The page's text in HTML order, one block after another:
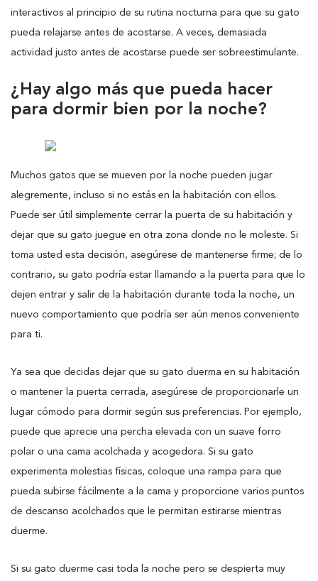
interactivos al principio de su rutina nocturna para que su gato
pueda relajarse antes de acostarse. A veces, demasiada
actividad justo antes de acostarse puede ser sobreestimulante.
¿Hay algo más que pueda hacer
para dormir bien por la noche?
Muchos gatos que se mueven por la noche pueden jugar
alegremente, incluso si no estás en la habitación con ellos.
Puede ser útil simplemente cerrar la puerta de su habitación y
dejar que su gato juegue en otra zona donde no le moleste. Si
toma usted esta decisión, asegúrese de mantenerse firme; de lo
contrario, su gato podría estar llamando a la puerta para que lo
dejen entrar y salir de la habitación durante toda la noche, un
nuevo comportamiento que podría ser aún menos conveniente
para ti.
Ya sea que decidas dejar que su gato duerma en su habitación
o mantener la puerta cerrada, asegúrese de proporcionarle un
lugar cómodo para dormir según sus preferencias. Por ejemplo,
puede que aprecie una percha elevada con un suave forro
polar o una cama acolchada y acogedora. Si su gato
experimenta molestias físicas, coloque una rampa para que
pueda subirse fácilmente a la cama y proporcione varios puntos
de descanso acolchados que le permitan estirarse mientras
duerme.
Si su gato duerme casi toda la noche pero se despierta muy